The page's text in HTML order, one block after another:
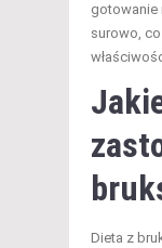
gotowanie
surowo,
Dieta z